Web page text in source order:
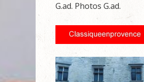
G.ad. Photos G.ad.